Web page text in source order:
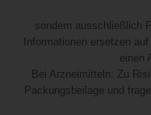
sondern ausschließlich
Informationen ersetzen
einen
Bei Arzneimitteln: Zu
Packungsbeilage und